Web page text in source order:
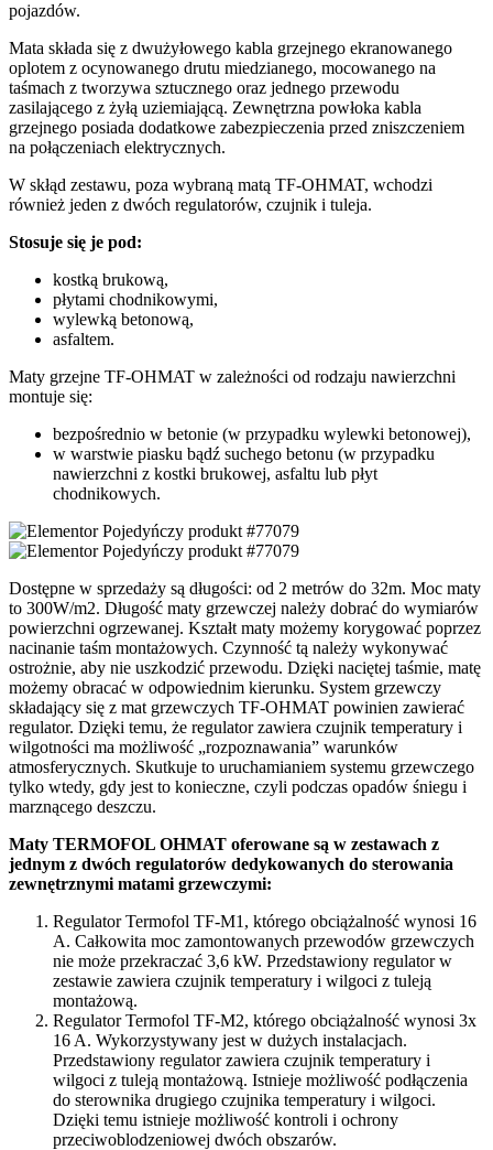
pojazdów.
Mata składa się z dwużyłowego kabla grzejnego ekranowanego
oplotem z ocynowanego drutu miedzianego, mocowanego na
taśmach z tworzywa sztucznego oraz jednego przewodu
zasilającego z żyłą uziemiającą. Zewnętrzna powłoka kabla
grzejnego posiada dodatkowe zabezpieczenia przed zniszczeniem
na połączeniach elektrycznych.
W skłąd zestawu, poza wybraną matą TF-OHMAT, wchodzi
również jeden z dwóch regulatorów, czujnik i tuleja.
Stosuje się je pod:
kostką brukową,
płytami chodnikowymi,
wylewką betonową,
asfaltem.
Maty grzejne TF-OHMAT w zależności od rodzaju nawierzchni
montuje się:
bezpośrednio w betonie (w przypadku wylewki betonowej),
w warstwie piasku bądź suchego betonu (w przypadku
nawierzchni z kostki brukowej, asfaltu lub płyt
chodnikowych.
Dostępne w sprzedaży są długości: od 2 metrów do 32m. Moc maty
to 300W/m2. Długość maty grzewczej należy dobrać do wymiarów
powierzchni ogrzewanej. Kształt maty możemy korygować poprzez
nacinanie taśm montażowych. Czynność tą należy wykonywać
ostrożnie, aby nie uszkodzić przewodu. Dzięki naciętej taśmie, matę
możemy obracać w odpowiednim kierunku. System grzewczy
składający się z mat grzewczych TF-OHMAT powinien zawierać
regulator. Dzięki temu, że regulator zawiera czujnik temperatury i
wilgotności ma możliwość „rozpoznawania” warunków
atmosferycznych. Skutkuje to uruchamianiem systemu grzewczego
tylko wtedy, gdy jest to konieczne, czyli podczas opadów śniegu i
marznącego deszczu.
Maty TERMOFOL OHMAT oferowane są w zestawach z
jednym z dwóch regulatorów dedykowanych do sterowania
zewnętrznymi matami grzewczymi:
Regulator Termofol TF-M1, którego obciążalność wynosi 16
A. Całkowita moc zamontowanych przewodów grzewczych
nie może przekraczać 3,6 kW. Przedstawiony regulator w
zestawie zawiera czujnik temperatury i wilgoci z tuleją
montażową.
Regulator Termofol TF-M2, którego obciążalność wynosi 3x
16 A. Wykorzystywany jest w dużych instalacjach.
Przedstawiony regulator zawiera czujnik temperatury i
wilgoci z tuleją montażową. Istnieje możliwość podłączenia
do sterownika drugiego czujnika temperatury i wilgoci.
Dzięki temu istnieje możliwość kontroli i ochrony
przeciwoblodzeniowej dwóch obszarów.